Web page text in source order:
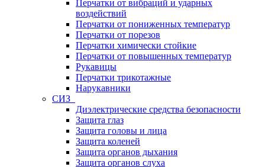
Перчатки от вибраций и ударных
воздействий
Перчатки от пониженных температур
Перчатки от порезов
Перчатки химически стойкие
Перчатки от повышенных температур
Рукавицы
Перчатки трикотажные
Нарукавники
СИЗ
Диэлектрические средства безопасности
Защита глаз
Защита головы и лица
Защита коленей
Защита органов дыхания
Защита органов слуха